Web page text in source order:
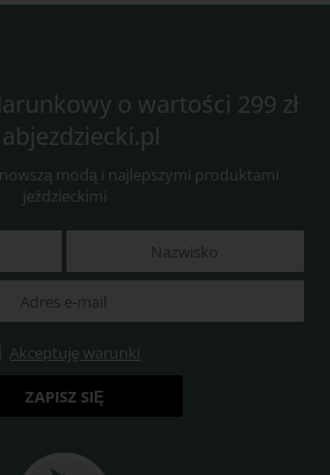
o wartości 299 zł
modą i najlepszymi produktami
jeździeckimi
Akceptuję warunki